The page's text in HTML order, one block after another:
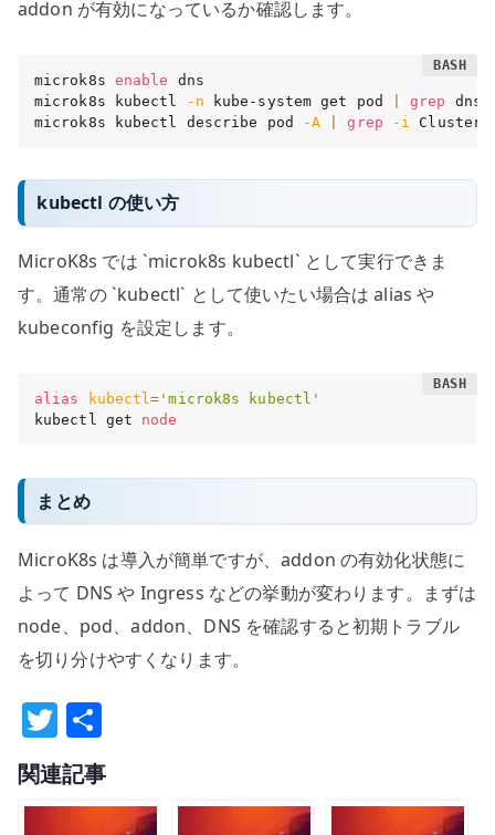
addon が有効になっているか確認します。
microk8s enable dns
microk8s kubectl
-n kube-system get pod grep
dns
microk8s kubectl describe pod
-A grep -i
kubectl の使い方
MicroK8s では `microk8s kubectl` として実行できま
す。通常の `kubectl` として使いたい場合は alias や
kubeconfig を設定します。
alias kubectl= 'microk8s kubectl'
kubectl get node
まとめ
MicroK8s は導入が簡単ですが、addon の有効化状態に
よって DNS や Ingress などの挙動が変わります。まずは
node、pod、addon、DNS を確認すると初期トラブル
を切り分けやすくなります。
T
w
it
有
関連記事